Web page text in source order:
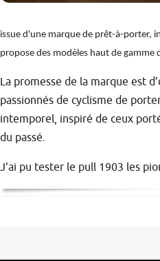
issue d'une marque de prêt-à-porter,
propose des modèles haut de gamme
La promesse de la marque est
passionnés de cyclisme de
intemporel, inspiré de ceux
du passé.
J'ai pu tester le pull 1903 les